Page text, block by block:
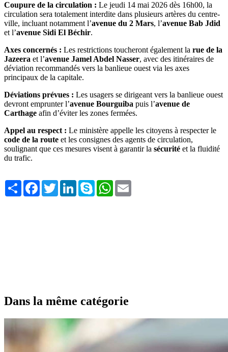
Coupure de la circulation : Le jeudi 14 mai 2026 dès 16h00, la
circulation sera totalement interdite dans plusieurs artères du centre-
ville, incluant notamment l’avenue du 2 Mars, l’avenue Bab Jdid
et l’avenue Sidi El Béchir.
Axes concernés : Les restrictions toucheront également la rue de la
Jazeera et l’avenue Jamel Abdel Nasser, avec des itinéraires de
déviation recommandés vers la banlieue ouest via les axes
principaux de la capitale.
Déviations prévues : Les usagers se dirigeant vers la banlieue ouest
devront emprunter l’avenue Bourguiba puis l’avenue de
Carthage afin d’éviter les zones fermées.
Appel au respect : Le ministère appelle les citoyens à respecter le
code de la route et les consignes des agents de circulation,
soulignant que ces mesures visent à garantir la sécurité et la fluidité
du trafic.
Share FacebookTwitterLinkedInSkype WhatsApp
Dans la même catégorie